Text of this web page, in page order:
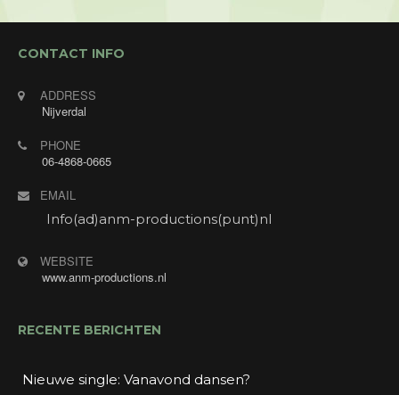
CONTACT INFO
ADDRESS
Nijverdal
PHONE
06-4868-0665
EMAIL
Info(ad)anm-productions(punt)nl
WEBSITE
www.anm-productions.nl
RECENTE BERICHTEN
Nieuwe single: Vanavond dansen?